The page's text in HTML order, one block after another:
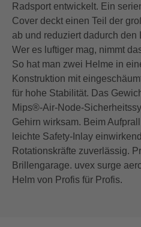
Radsport entwickelt. Ein
Cover deckt einen Teil der
ab und reduziert dadurch den
Wer es luftiger mag, nimmt
So hat man zwei Helme in
Konstruktion mit
für hohe Stabilität. Das
Mips®-Air-Node-
Gehirn wirksam. Beim
leichte Safety-Inlay
Rotationskräfte zuverlässig.
Brillengarage. uvex surge
Helm von Profis für Profis.